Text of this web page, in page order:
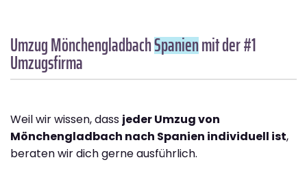
Umzug MönchengladbachSpanienmit der #1
Umzugsfirma
Weil wir wissen, dass jeder Umzug von
Mönchengladbach nach Spanien individuell ist,
beraten wir dich gerne ausführlich.